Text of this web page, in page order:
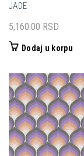
JADE
5,160.00 RSD
Dodaj u korpu